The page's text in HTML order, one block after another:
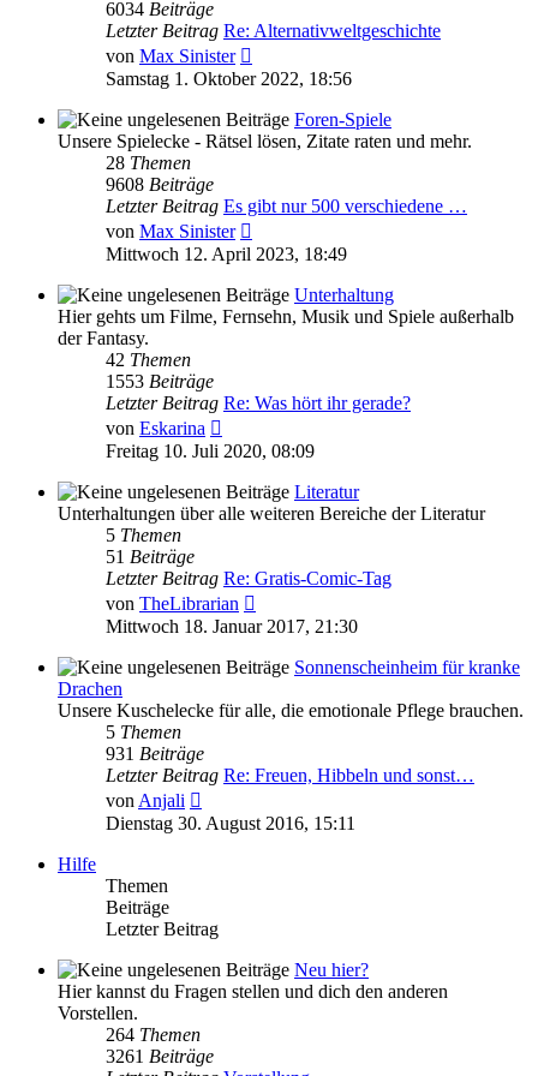
6034 Beiträge
Letzter Beitrag Re: Alternativweltgeschichte
von Max Sinister
Beitrag
Samstag 1. Oktober 2022, 18:56
Foren-Spiele
Unsere Spielecke - Rätsel lösen, Zitate raten und mehr.
28 Themen
9608 Beiträge
Letzter Beitrag Es gibt nur 500 verschiedene …
von Max Sinister
Beitrag
Mittwoch 12. April 2023, 18:49
Unterhaltung
Hier gehts um Filme, Fernsehn, Musik und Spiele außerhalb
der Fantasy.
42 Themen
1553 Beiträge
Letzter Beitrag Re: Was hört ihr gerade?
von Eskarina
Beitrag
Freitag 10. Juli 2020, 08:09
Literatur
Unterhaltungen über alle weiteren Bereiche der Literatur
5 Themen
51 Beiträge
Letzter Beitrag Re: Gratis-Comic-Tag
von TheLibrarian
Beitrag
Mittwoch 18. Januar 2017, 21:30
Sonnenscheinheim für kranke
Drachen
Unsere Kuschelecke für alle, die emotionale Pflege brauchen.
5 Themen
931 Beiträge
Letzter Beitrag Re: Freuen, Hibbeln und sonst…
vonAnjali
Beitrag
Dienstag 30. August 2016, 15:11
Hilfe
Themen
Beiträge
Letzter Beitrag
Neu hier?
Hier kannst du Fragen stellen und dich den anderen
Vorstellen.
264 Themen
3261 Beiträge